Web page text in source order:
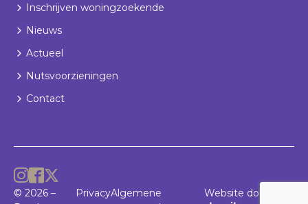
Inschrijven woningzoekende
Nieuws
Actueel
Nutsvoorzieningen
Contact
© 2026 –
PrivacyAlgemene
Website door